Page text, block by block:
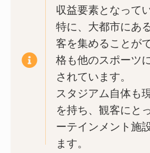
収益要素となって
特に、大都市にあ
客を集めることが
格も他のスポーツ
されています。
スタジアム自体も
を持ち、観客にと
ーテインメント施
ます。